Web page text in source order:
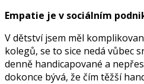
Empatie je v sociálním
V dětství jsem měl
kolegů, se to sice nedá vůbec
denně handicapované a
dokonce bývá, že čím těžší